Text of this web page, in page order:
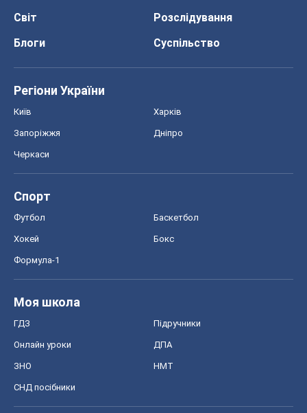
Світ
Розслідування
Блоги
Суспільство
Регіони України
Київ Харків
Запоріжжя Дніпро
Черкаси
Спорт
Футбол Баскетбол
Хокей Бокс
Формула-1
Моя школа
ГДЗ Підручники
Онлайн уроки ДПА
ЗНО НМТ
СНД посібники